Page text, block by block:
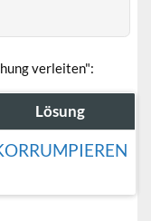
verleiten":
Lösung